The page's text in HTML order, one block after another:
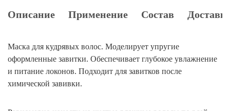
Описание Применение Состав
Маска для кудрявых волос. Моделирует упругие
оформленные завитки. Обеспечивает глубокое увлажнение
и питание локонов. Подходит для завитков после
химической завивки.